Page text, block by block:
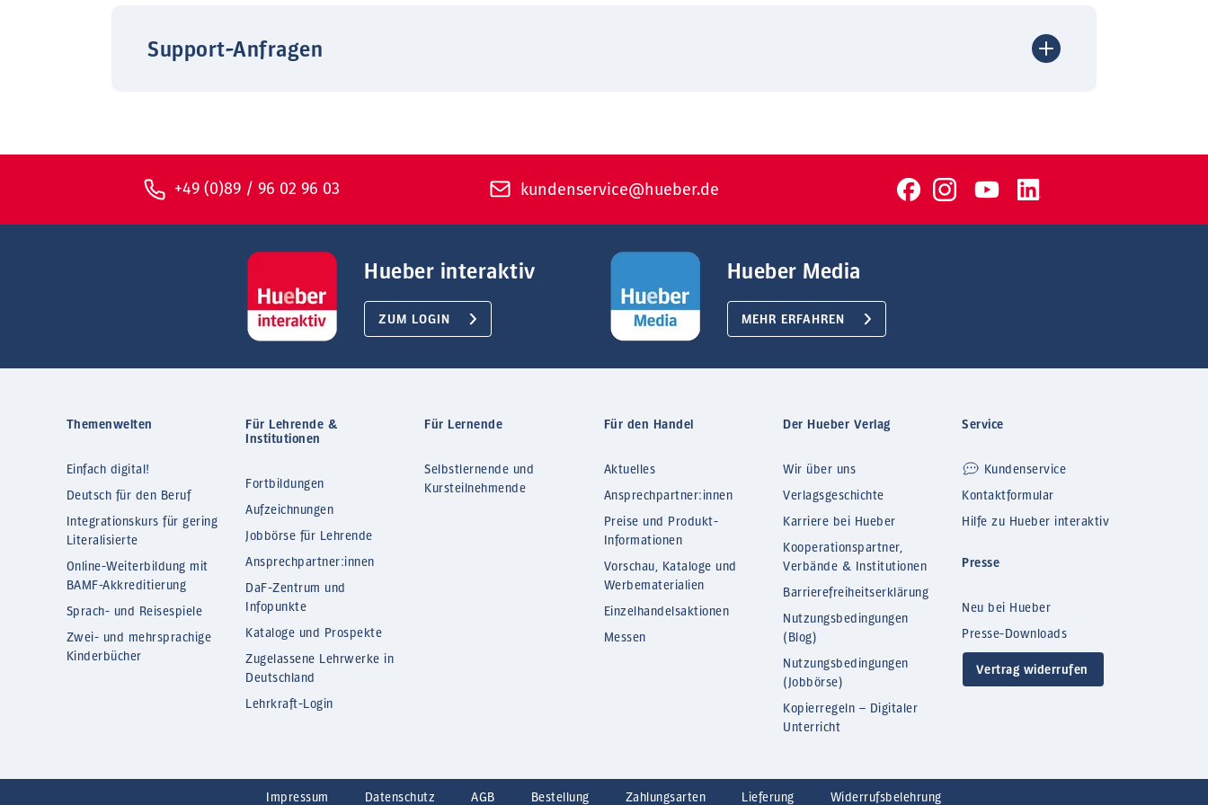
Support-Anfragen
+49 (0)89 / 96 02 96 03 kundenservice@hueber.de
Hueber interaktiv
ZUM LOGIN
Hueber Media
MEHR ERFAHREN
Themenwelten
Einfach digital!
Deutsch für den Beruf
Integrationskurs für gering
Literalisierte
Online-Weiterbildung mit
BAMF-Akkreditierung
Sprach- und Reisespiele
Zwei- und mehrsprachige
Kinderbücher
Für Lehrende &
Institutionen
Fortbildungen
Aufzeichnungen
Jobbörse für Lehrende
Ansprechpartner:innen
DaF-Zentrum und
Infopunkte
Kataloge und Prospekte
Zugelassene Lehrwerke in
Deutschland
Lehrkraft-Login
Für Lernende
Selbstlernende und
Kursteilnehmende
Für den Handel
Aktuelles
Ansprechpartner:innen
Preise und Produkt-
Informationen
Vorschau, Kataloge und
Werbematerialien
Einzelhandelsaktionen
Messen
Der Hueber Verlag
Wir über uns
Verlagsgeschichte
Karriere bei Hueber
Kooperationspartner,
Verbände & Institutionen
Barrierefreiheitserklärung
Nutzungsbedingungen
(Blog)
Nutzungsbedingungen
(Jobbörse)
Kopierregeln – Digitaler
Unterricht
Service
Kundenservice
Kontaktformular
Hilfe zu Hueber interaktiv
Presse
Neu bei Hueber
Presse-Downloads
Vertrag widerrufen
Impressum Datenschutz AGB Bestellung Zahlungsarten Lieferung Widerrufsbelehrung